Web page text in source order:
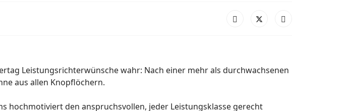
Leistungsrichterwünsche wahr: Nach einer mehr als durchwachsenen
aus allen Knopflöchern.
hochmotiviert den anspruchsvollen, jeder Leistungsklasse gerecht